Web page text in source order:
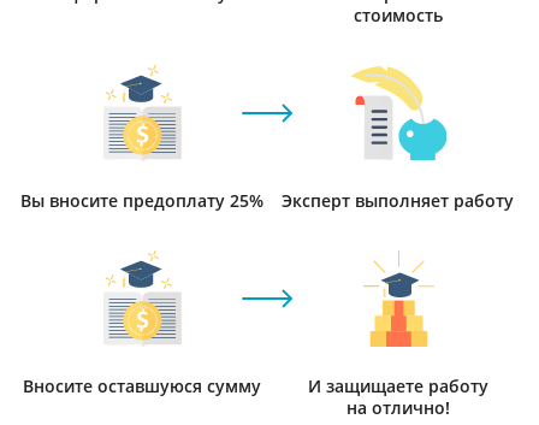
стоимость
Вы вносите предоплату 25% Эксперт выполняет работу
Вносите оставшуюся сумму
И защищаете работу
на отлично!